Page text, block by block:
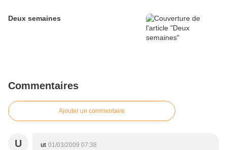
Deux semaines
Commentaires
Ajouter un commentaire
U ut 01/03/2009 07:38